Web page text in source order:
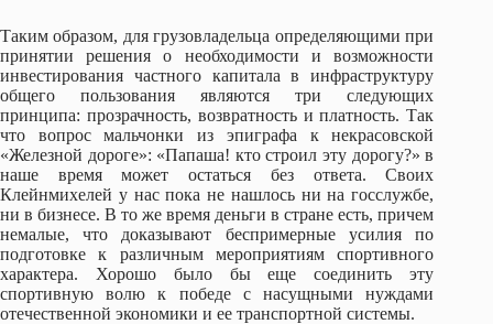
Таким образом, для грузовладельца определяющими при
принятии решения о необходимости и возможности
инвестирования частного капитала в инфраструктуру
общего пользования являются три следующих
принципа: прозрачность, возвратность и платность. Так
что вопрос мальчонки из эпиграфа к некрасовской
«Железной дороге»: «Папаша! кто строил эту дорогу?» в
наше время может остаться без ответа. Своих
Клейнмихелей у нас пока не нашлось ни на госслужбе,
ни в бизнесе. В то же время деньги в стране есть, причем
немалые, что доказывают беспримерные усилия по
подготовке к различным мероприятиям спортивного
характера. Хорошо было бы еще соединить эту
спортивную волю к победе с насущными нуждами
отечественной экономики и ее транспортной системы.